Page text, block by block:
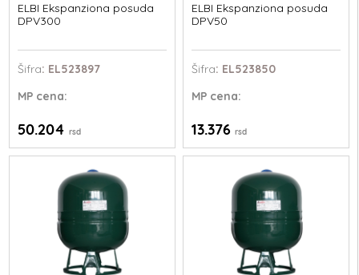
ELBI Ekspanziona posuda
DPV300
Šifra: EL523897
MP cena:
50.204rsd
ELBI Ekspanziona posuda
DPV50
Šifra: EL523850
MPcena:
13.376 rsd